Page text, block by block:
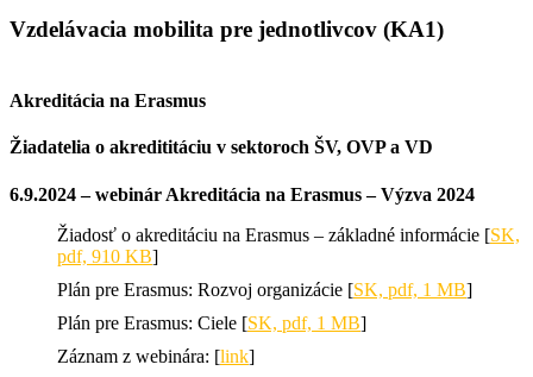
Vzdelávacia mobilita pre jednotlivcov (KA1)
Akreditácia na Erasmus
Žiadatelia o akredititáciu v sektoroch ŠV, OVP a VD
6.9.2024 – webinár Akreditácia na Erasmus – Výzva 2024
Žiadosť o akreditáciu na Erasmus – základné informácie [SK,
pdf, 910 KB]
Plán pre Erasmus: Rozvoj organizácie [SK, pdf, 1 MB]
Plán pre Erasmus: Ciele [SK, pdf, 1 MB]
Záznam z webinára: [link]